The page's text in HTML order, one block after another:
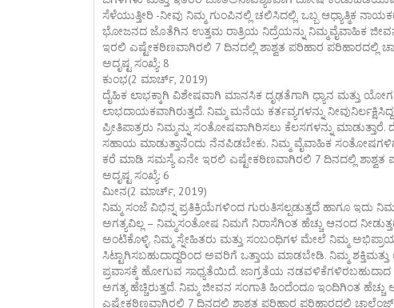
ಸೆಳೆಯುತ್ತೀರಿ -ನೀವು ನಿಮ್ಮ ಗುಂಪಿನಲ್ಲಿ ಚಲಿಸಿದಲ್ಲಿ. ಒಬ್ಬ ಆಧ್ಯಾತ್ಮಿಕ
ಭೋಜನದ ಜೊತೆಗಿನ ಉತ್ತಮ ರಾತ್ರಿಯ ನಿದ್ರೆಯನ್ನು ನಿಮ್ಮವೈವಾಹಿಕ
ಇರಲಿ ಎಷ್ಟೇಕಠಿಣವಾಗಿರಲಿ 7 ದಿನದಲ್ಲಿ ಶಾಶ್ವತ ಪರಿಹಾರ ಪರಿಹಾರದಲ್ಲಿ
ಅದೃಷ್ಟ ಸಂಖ್ಯೆ: 8
ಕುಂಭ(2 ಮಾರ್ಚ್, 2019)
ದೈಹಿಕ ಲಾಭಕ್ಕಾಗಿ ವಿಶೇಷವಾಗಿ ಮಾನಸಿಕ ದೃಢತೆಗಾಗಿ ಧ್ಯಾನ ಮತ್ತು
ಲಾಭದಾಯಕವಾಗಿರುತ್ತದೆ. ನಿಮ್ಮ ಮನೆಯ ಕರ್ತವ್ಯಗಳನ್ನು
ಪ್ರೀತಿಪಾತ್ರರು ನಿಮ್ಮನ್ನು ಸಂತೋಷವಾಗಿರಿಸಲು ಕೆಲಸಗಳನ್ನು
ಸಹಾಯ ಮಾಡುತ್ತಾನೆಂದು ನೆನಪಿಡಬೇಕು. ನಿಮ್ಮ ವೈವಾಹಿಕ
ಕರೆ ಮಾಡಿ ಸಮಸ್ಯೆ ಏನೇ ಇರಲಿ ಎಷ್ಟೇಕಠಿಣವಾಗಿರಲಿ 7 ದಿನದಲ್ಲಿ ಶಾಶ್ವತ
ಅದೃಷ್ಟ ಸಂಖ್ಯೆ: 6
ಮೀನ(2 ಮಾರ್ಚ್, 2019)
ನಿಮ್ಮ ಸಂಜೆ ವಿಭಿನ್ನ ಪ್ರತಿಕ್ರಿಯೆಗಳಿಂದ ಗುರುತಿಸಲ್ಪಡುತ್ತದೆ ಹಾಗೂ ಇದು
ಅಗತ್ಯವಿಲ್ಲ – ನಿಮ್ಮಸಂತೋಷ ನಿಮಗೆ ನಿರಾಸೆಗಿಂತ ಹೆಚ್ಚು ಆನಂದ
ಅಂಟಿಕೊಳ್ಳಿ. ನಿಮ್ಮ ಸ್ನೇಹಿತರು ಮತ್ತು ಸಂಬಂಧಿಗಳ ಮೇಲೆ ನಿಮ್ಮ
ಸಿಟ್ಟಾಗಿಸಬಹುದಾದ್ದರಿಂದ ಅವರಿಗೆ ಒತ್ತಾಯ ಮಾಡಬೇಡಿ. ನಿಮ್ಮ
ಪ್ರವಾಸಕ್ಕೆ ಹೋಗುವ ಸಾಧ್ಯತೆಯಿದೆ. ಜಾಗ್ರತೆಯ
ಅಗತ್ಯ ಹೆಚ್ಚಿರುತ್ತದೆ. ನಿಮ್ಮ ಜೀವನ ಸಂಗಾತಿ ಹಿಂದೆಂದೂ ಇಂದಿಗಿಂತ
ಎಷ್ಟೇಕಠಿಣವಾಗಿರಲಿ 7 ದಿನದಲ್ಲಿ ಶಾಶ್ವತ ಪರಿಹಾರ ಪರಿಹಾರದಲ್ಲಿ